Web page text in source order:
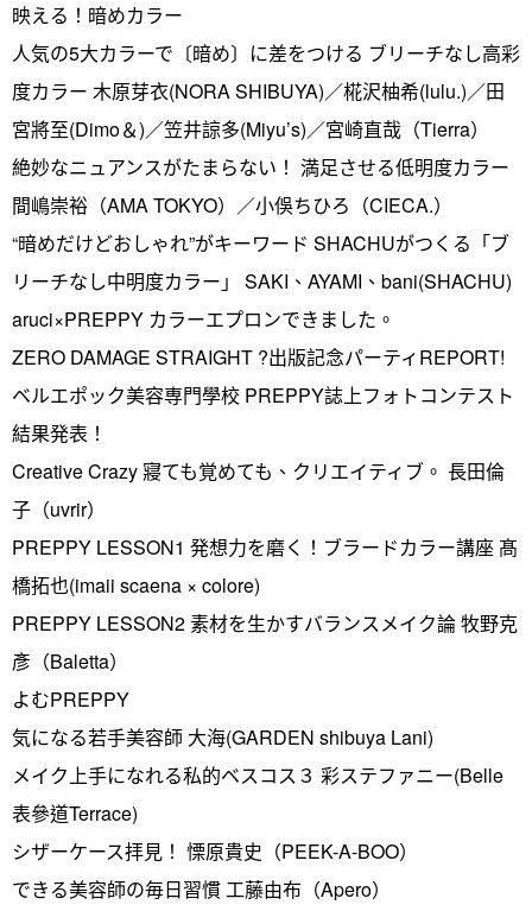
映える！暗めカラー
人気の5大カラーで〔暗め〕に差をつける ブリーチなし高彩
度カラー 木原芽衣(NORA SHIBUYA)／椛沢柚希(lulu.)／田
宮將至(Dimo＆)／笠井諒多(Miyu’s)／宮崎直哉（Tierra）
絶妙なニュアンスがたまらない！ 満足させる低明度カラー
間嶋崇裕（AMA TOKYO）／小俁ちひろ（CIECA.）
“暗めだけどおしゃれ”がキーワード SHACHUがつくる「ブ
リーチなし中明度カラー」 SAKI、AYAMI、bani(SHACHU)
aruci×PREPPY カラーエプロンできました。
ZERO DAMAGE STRAIGHT ?出版記念パーティREPORT!
ベルエポック美容専門學校 PREPPY誌上フォトコンテスト
結果発表！
Creative Crazy 寢ても覚めても、クリエイティブ。 長田倫
子（uvrir）
PREPPY LESSON1 発想力を磨く！ブラードカラー講座 髙
橋拓也(imaii scaena × colore)
PREPPY LESSON2 素材を生かすバランスメイク論 牧野克
彥（Baletta）
よむPREPPY
気になる若手美容師 大海(GARDEN shibuya Lani)
メイク上手になれる私的ベスコス３ 彩ステファニー(Belle
表參道Terrace)
シザーケース拝見！ 慄原貴史（PEEK-A-BOO）
できる美容師の毎日習慣 工藤由布（Apero）